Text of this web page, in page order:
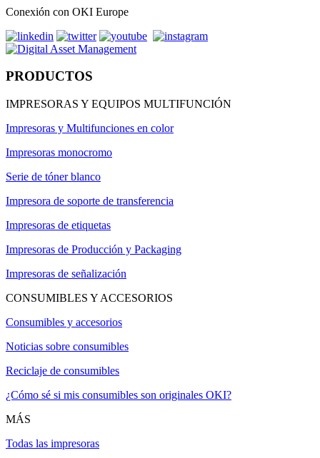
Conexión con OKI Europe
PRODUCTOS
IMPRESORAS Y EQUIPOS MULTIFUNCIÓN
Impresoras y Multifunciones en color
Impresoras monocromo
Serie de tóner blanco
Impresora de soporte de transferencia
Impresoras de etiquetas
Impresoras de Producción y Packaging
Impresoras de señalización
CONSUMIBLES Y ACCESORIOS
Consumibles y accesorios
Noticias sobre consumibles
Reciclaje de consumibles
¿Cómo sé si mis consumibles son originales OKI?
MÁS
Todas las impresoras